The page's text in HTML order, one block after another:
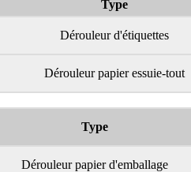
Type
Dérouleur d'étiquettes
Dérouleur papier essuie-tout
Type
Dérouleur papier d'emballage